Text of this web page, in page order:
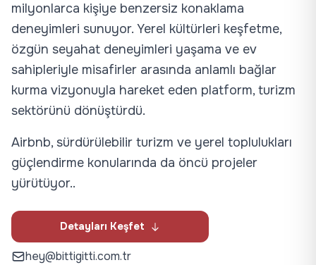
milyonlarca kişiye benzersiz konaklama
deneyimleri sunuyor. Yerel kültürleri keşfetme,
özgün seyahat deneyimleri yaşama ve ev
sahipleriyle misafirler arasında anlamlı bağlar
kurma vizyonuyla hareket eden platform, turizm
sektörünü dönüştürdü.
Airbnb, sürdürülebilir turizm ve yerel toplulukları
güçlendirme konularında da öncü projeler
yürütüyor..
Detayları Keşfet
hey@bittigitti.com.tr